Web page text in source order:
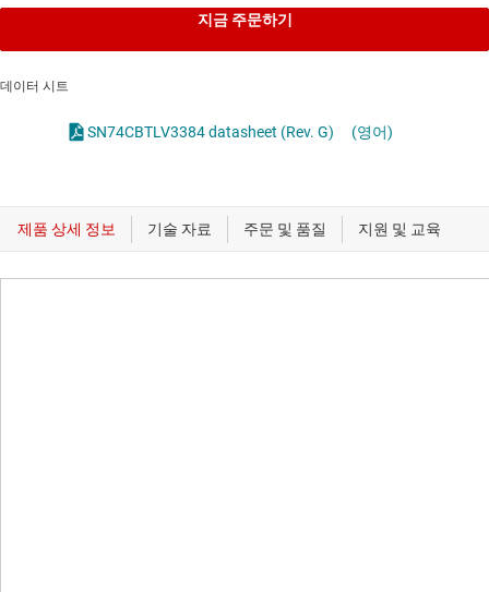
지금 주문하기
데이터 시트
SN74CBTLV3384 datasheet (Rev. G) (영어)